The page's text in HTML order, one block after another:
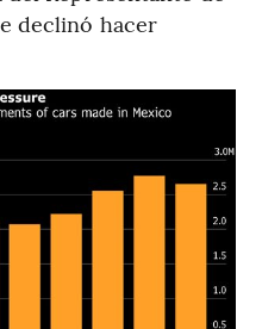
declinó hacer